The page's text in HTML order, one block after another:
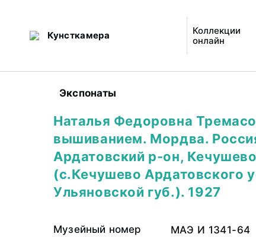
Кунсткамера
Коллекции
онлайн
Экспонаты
Наталья Федоровна
вышиванием. Мордва.
Ардатовский р-он,
(с.Кечушево Ардатовского
Ульяновской губ.). 1927
Музейный номер МАЭ И 1341-64